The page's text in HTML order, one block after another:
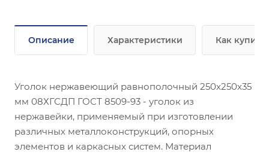
Описание Характеристики Как купить
Уголок нержавеющий равнополочный 250х250х35
мм 08ХГСДП ГОСТ 8509-93 - уголок из
нержавейки, применяемый при изготовлении
различных металлоконструкций, опорных
элементов и каркасных систем. Материал